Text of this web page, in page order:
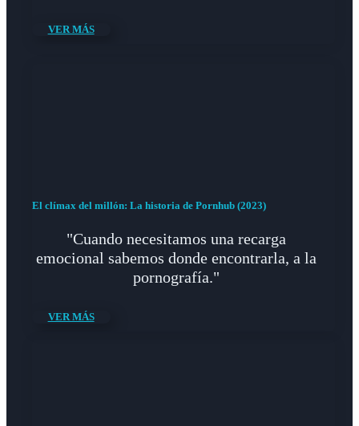
VER MÁS
El clímax del millón: La historia de Pornhub (2023)
"Cuando necesitamos una recarga
emocional sabemos donde encontrarla, a la
pornografía."
VER MÁS